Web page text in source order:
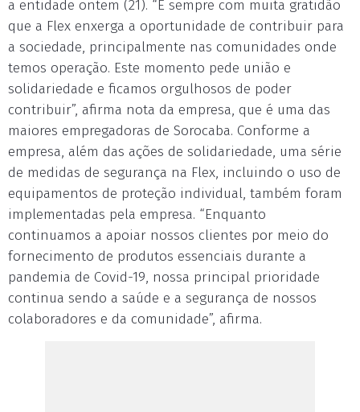
a entidade ontem (21). “É sempre com muita gratidão
que a Flex enxerga a oportunidade de contribuir para
a sociedade, principalmente nas comunidades onde
temos operação. Este momento pede união e
solidariedade e ficamos orgulhosos de poder
contribuir”, afirma nota da empresa, que é uma das
maiores empregadoras de Sorocaba. Conforme a
empresa, além das ações de solidariedade, uma série
de medidas de segurança na Flex, incluindo o uso de
equipamentos de proteção individual, também foram
implementadas pela empresa. “Enquanto
continuamos a apoiar nossos clientes por meio do
fornecimento de produtos essenciais durante a
pandemia de Covid-19, nossa principal prioridade
continua sendo a saúde e a segurança de nossos
colaboradores e da comunidade”, afirma.